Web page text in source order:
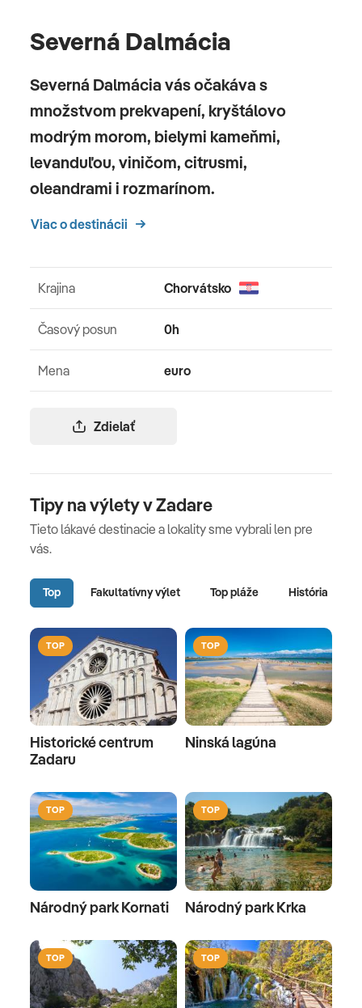
Severná Dalmácia
Severná Dalmácia vás očakáva s
množstvom prekvapení, kryštálovo
modrým morom, bielymi kameňmi,
levanduľou, viničom, citrusmi,
oleandrami i rozmarínom.
Viac o destinácii
Zdielať
Krajina Chorvátsko
Časový posun 0h
Mena euro
Tipy na výlety v Zadare
Tieto lákavé destinacie a lokality sme vybrali len pre
vás.
Top Fakultatívny výlet Top pláže História
TOP
Historické centrum
Zadaru
TOP
Ninská lagúna
TOP
Národný park Kornati
TOP
Národný park Krka
TOP TOP